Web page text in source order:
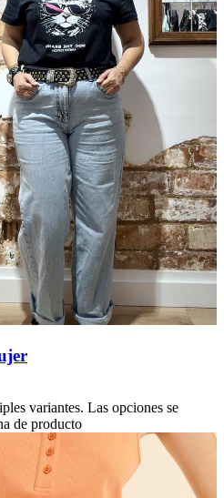
variantes. Las opciones se
de producto